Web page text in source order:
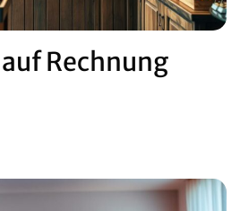
Rechnung